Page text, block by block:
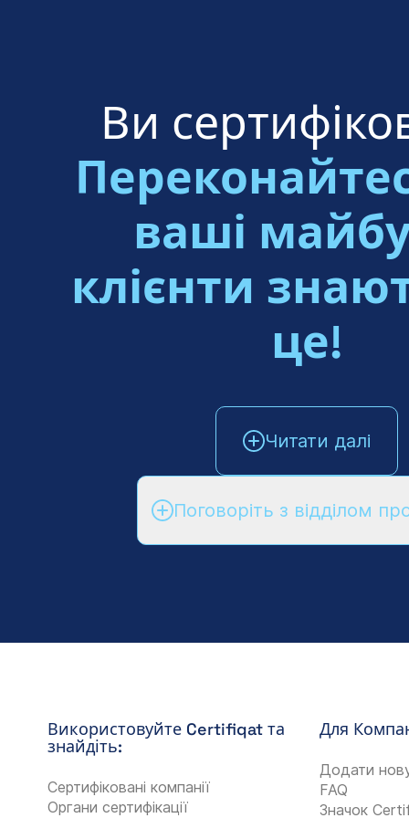
Ви
ваші
клієнти
це!
Читати далі
Поговоріть з відділом
Використовуйте Certifiqat та
знайдіть:
Сертифіковані компанії
Органи сертифікації
Для
Додати
FAQ
Значок